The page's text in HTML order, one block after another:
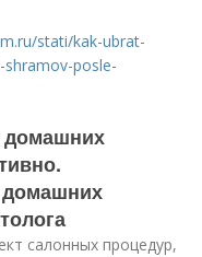
stati/kak-ubrat-
posle-
домашних
домашних
салонных процедур,